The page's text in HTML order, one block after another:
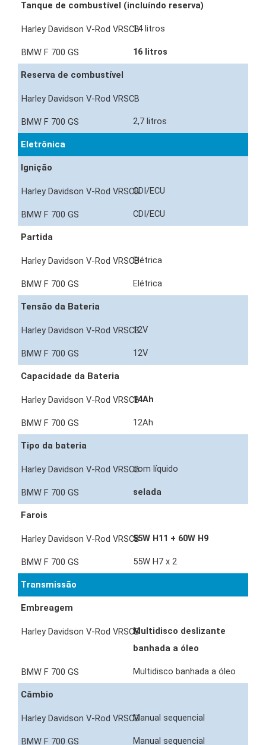
Tanque de combustível (incluíndo reserva)
14 litros
16 litros
Reserva de combustível
2,7 litros
Eletrônica
Ignição
CDI/ECU
CDI/ECU
Partida
Elétrica
Elétrica
Tensão da Bateria
12V
12V
Capacidade da Bateria
14Ah
12Ah
Tipo da bateria
com líquido
selada
Farois
55W H11 + 60W H9
55W H7 x 2
Transmissão
Embreagem
Multidisco deslizante
banhada a óleo
Multidisco banhada a óleo
Câmbio
Manual sequencial
Manual sequencial